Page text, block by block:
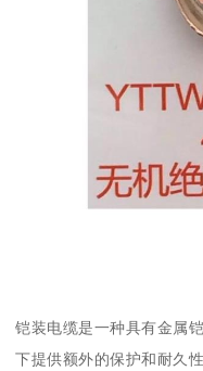
铠装电缆是一种具有金属
下提供额外的保护和耐久